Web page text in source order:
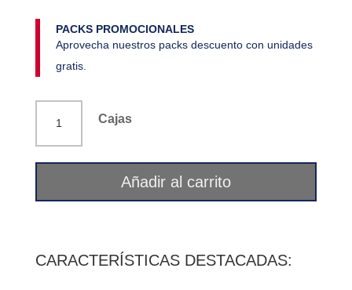
PACKS PROMOCIONALES
Aprovecha nuestros packs descuento con unidades
gratis.
Miso
300
Cajas
Añadir al carrito
CARACTERÍSTICAS DESTACADAS: